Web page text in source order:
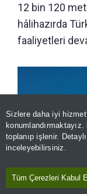
Sizlere daha iyi
toplanıp işlenir.
inceleyebilirsiniz.
Tüm Çerezleri Kabul
12 bin 120
hâlihazırda
faaliyetleri